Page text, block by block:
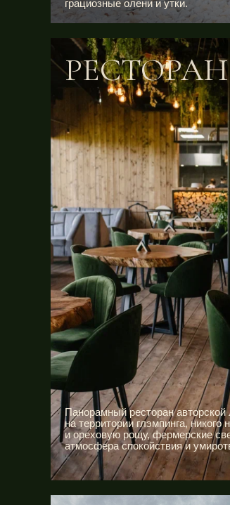
грациозные олени и утки.
Панорамный ресторан
на территории глэмпинга,
и ореховую рощу, фермерские
атмосфера спокойствия и